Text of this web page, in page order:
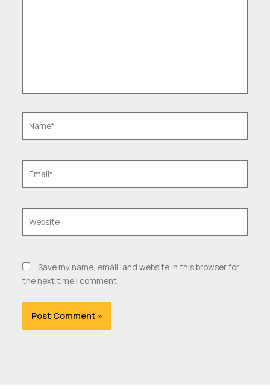
Save my name, email, and website in this browser for
the next time I comment.